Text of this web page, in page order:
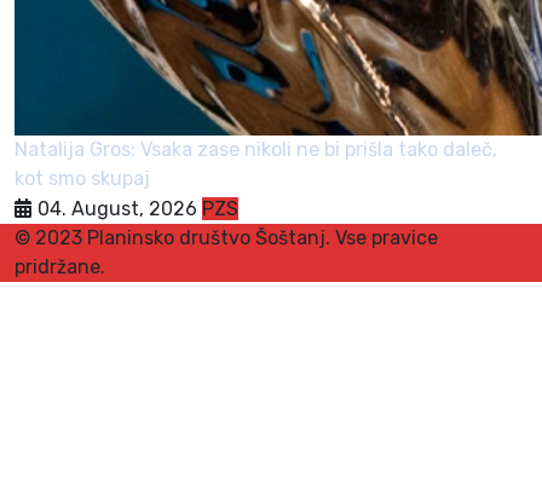
Natalija Gros: Vsaka zase nikoli ne bi prišla tako daleč,
kot smo skupaj
04. August, 2026 PZS
© 2023 Planinsko društvo Šoštanj. Vse pravice
pridržane.